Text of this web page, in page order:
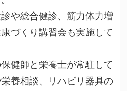
や総合健診、筋力体力増
づくり講習会も実施して
健師と栄養士が常駐して
養相談、リハビリ器具の